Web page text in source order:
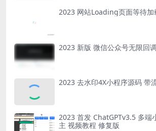
2023 网站Loading页面等待加
2023 新版 微信公众号无限回
2023 去水印4X小程序源码 带
2023 首发 ChatGPTv3.5 多端
主 视频教程 修复版